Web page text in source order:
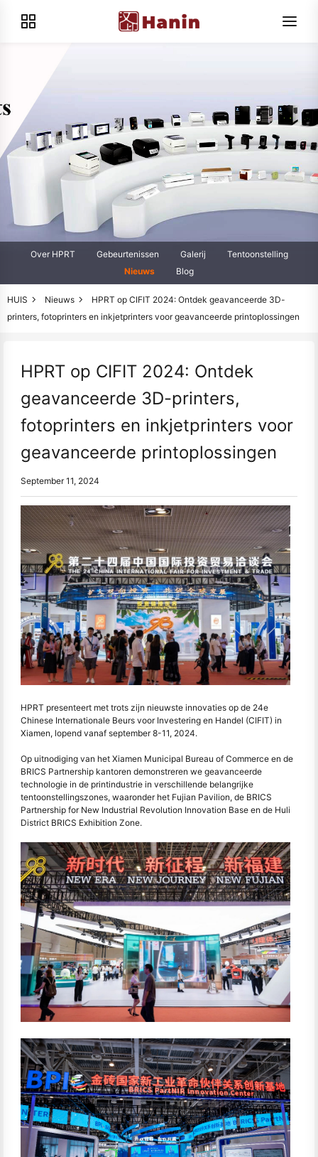
Over HPRT Gebeurtenissen Galerij
Tentoonstelling
Nieuws
Blog
HUIS Nieuws
HPRT op CIFIT 2024: Ontdek geavanceerde 3D-
printers, fotoprinters en inkjetprinters voor geavanceerde printoplossingen
HPRT op CIFIT 2024: Ontdek
geavanceerde 3D-printers,
fotoprinters en inkjetprinters voor
geavanceerde printoplossingen
September 11, 2024
HPRT presenteert met trots zijn nieuwste innovaties op de 24e
Chinese Internationale Beurs voor Investering en Handel (CIFIT) in
Xiamen, lopend vanaf september 8-11, 2024.
Op uitnodiging van het Xiamen Municipal Bureau of Commerce en de
BRICS Partnership kantoren demonstreren we geavanceerde
technologie in de printindustrie in verschillende belangrijke
tentoonstellingszones, waaronder het Fujian Pavilion, de BRICS
Partnership for New Industrial Revolution Innovation Base en de Huli
District BRICS Exhibition Zone.